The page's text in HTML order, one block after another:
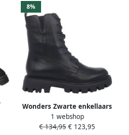
8%
Wonders Zwarte enkellaars
voor vrouwen
1 webshop
€ 134,95 € 123,95